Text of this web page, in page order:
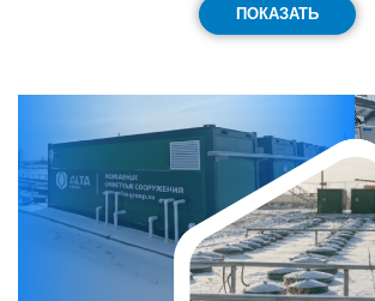
ПОКАЗАТЬ